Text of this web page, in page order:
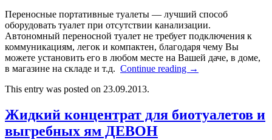
Переносные портативные туалеты — лучший способ
оборудовать туалет при отсутствии канализации.
Автономный переносной туалет не требует подключения к
коммуникациям, легок и компактен, благодаря чему Вы
можете установить его в любом месте на Вашей даче, в доме,
в магазине на складе и т.д. Continue reading →
This entry was posted on 23.09.2013.
Жидкий концентрат для биотуалетов и
выгребных ям ДЕВОН